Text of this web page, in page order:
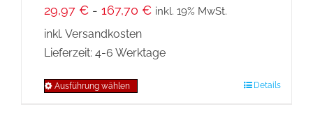
29,97 € - 167,70 € inkl. 19% MwSt.
inkl. Versandkosten
Lieferzeit: 4-6 Werktage
Ausführung wählen Details